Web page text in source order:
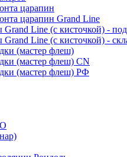
царапин
царапин Grand Line
Line (с кисточкой) - под
Line (с кисточкой) -
(мастер флеш)
(мастер флеш) CN
(мастер флеш) РФ